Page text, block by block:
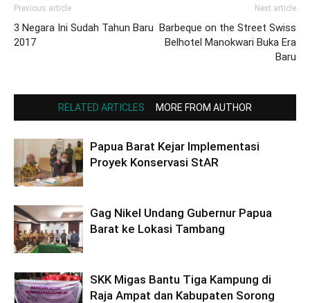
Previous article
3 Negara Ini Sudah Tahun Baru
2017
Next article
Barbeque on the Street Swiss
Belhotel Manokwari Buka Era
Baru
RELATED ARTICLES MORE FROM AUTHOR
Papua Barat Kejar Implementasi
Proyek Konservasi StAR
Gag Nikel Undang Gubernur Papua
Barat ke Lokasi Tambang
SKK Migas Bantu Tiga Kampung di
Raja Ampat dan Kabupaten Sorong